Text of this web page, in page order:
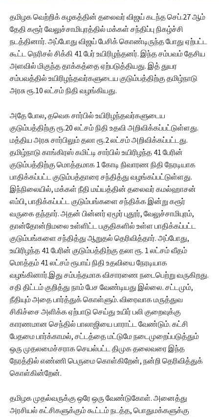
தமிழக வெற்றிக் கழகத்தின் தலைவர் விஜய் கடந்த செப்.27 ஆம்
தேதி கரூர் வேலுச்சாமிபுரத்தில் மக்கள் சந்திப்பு நிகழ்ச்சி
நடத்தினார். அப்போது விஜய் பேசிக் கொண்டிருந்த போது ஏற்பட்ட
கூட்ட நெரிசல் சிக்கி 41 பேர் உயிரிழந்தனர். இந்த சம்பவம் தேசிய
அளவில் மிகுந்த தாக்கத்தை ஏற்படுத்தியது. இத் துயர
சம்பவத்தில் உயிரிழந்தவர்களுடைய குடும்பத்திற்கு தமிழ்நாடு
அரசு ரூ.10 லட்சம் நிதி வழங்கியது.
அதே போல, தவெக சார்பில் உயிரிழந்தவர்களுடைய
குடும்பத்திற்கு ரூ.20 லட்சம் நிதி உதவி அறிவிக்கப்பட்டுள்ளது.
மத்திய அரசு சார்பிலும் தலா ரூ.2 லட்சம் அறிவிக்கப்பட்டது.
தமிழ்நாடு காங்கிரஸ் கமிட்டி சார்பில் உயிரிழந்த 41 பேரின்
குடும்பத்திற்கு மொத்தமாக 1 கோடி நிவாரண நிதி நேரடியாக
பாதிக்கப்பட்ட குடும்பத்தாரை சந்தித்து வழங்கப்பட்டுள்ளது.
இந்நிலையில், மக்கள் நீதி மய்யத்தின் தலைவர் கமல்ஹாசன்
எம்பி, பாதிக்கப்பட்ட குடும்பங்களை சந்திக்க இன்று கரூர்
வருகை தந்தார். அதன் பின்னர் ஏமூர் புதூர், வேலுச்சாமிபுரம்,
தான்தோன்றிமலை உள்ளிட்ட பகுதிகளில் உள்ள பாதிக்கப்பட்ட
குடும்பங்களை சந்தித்து ஆறுதல் தெரிவித்தார். அப்போது,
உயிரிழந்த 41 பேரின் குடும்பத்திற்கு தலா ரூ. 1 லட்சம் வீதம்
மொத்தம் 41 லட்சம் ரூபாய் நிதி உதவியை நேரடியாக
வழங்கினார்.இது சம்பந்தமாக விசாரணை நடைபெற்று வருகிறது.
சதி திட்டம் குறித்து நாம் பேச வேண்டியது இல்லை. சட்டமும்,
நீதியும் அதை பார்த்துக் கொள்ளும். விரைவாக மருத்துவ
சிகிச்சை அளிக்க ஏற்பாடு செய்து உயிர் பலி குறைவுக்கு
காரணமான செந்தில் பாலாஜியை பாராட்ட வேண்டும். கட்சி
பேதமை பார்க்காமல், சட்டத்தை மட்டுமே நடைமுறைப்படுத்தும்
ஒரு முதலமைச்சராக செயல்பட்ட திமுக தலைவரை இந்த
நேரத்தில் எண்ணி பெருமை கொள்கிறேன், நன்றி தெரிவித்துக்
கொள்கின்றேன்.
தமிழக முதல்வருக்கு ஒரே ஒரு வேண்டுகோள். அனைத்து
அரசியல் கட்சிகளுக்கும் கூட்டம் நடத்த, பொதுமக்களுக்கு